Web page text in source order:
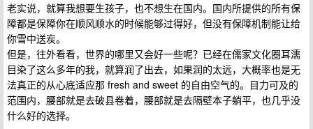
老实说，就算我想要生孩子，也不想生在国内。国内所提供的所有保
障都是保障你在顺风顺水的时候能够过得好，但没有保障机制能让给
你雪中送炭。
但是，往外看看，世界的哪里又会好一些呢？已经在儒家文化圈耳濡
目染了这么多年的我，就算润了出去，如果润的太远，大概率也是无
法真正的从心底适应那 fresh and sweet 的自由空气的。目力可及的
范围内，腰部就是去破县卷着，腰部就是去隔壁本子躺平，也几乎没
什么好的选择。